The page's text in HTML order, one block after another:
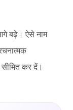
बढ़े। ऐसे नाम
कर दें।